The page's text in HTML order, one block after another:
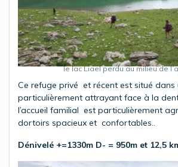
le lac Liael perdu au milieu de
Ce refuge privé et récent est situé dans
particulièrement attrayant face à la
l’accueil familial est particulièrement
dortoirs spacieux et confortables..
Dénivelé +=1330m D- = 950m et 12,5